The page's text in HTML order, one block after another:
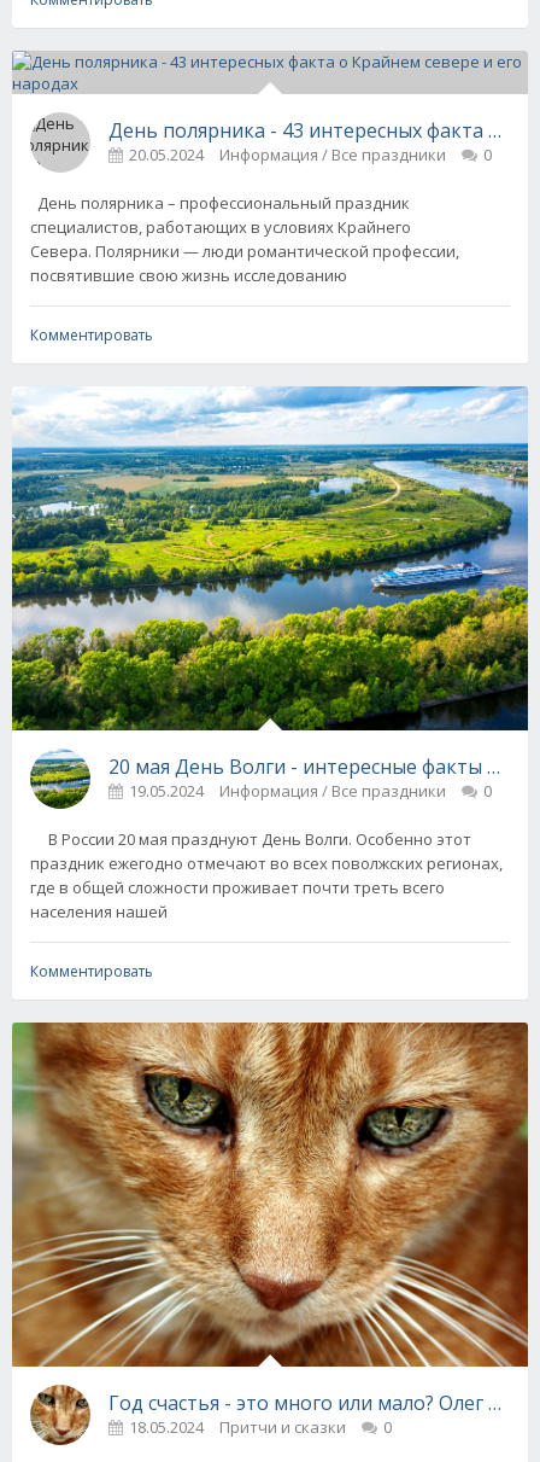
День полярника - 43 интересных факта о
20.05.2024 Информация / Все праздники 0
День полярника – профессиональный праздник
специалистов, работающих в условиях Крайнего
Севера. Полярники — люди романтической профессии,
посвятившие свою жизнь исследованию
Комментировать
20 мая День Волги - интересные факты о
19.05.2024 Информация / Все праздники 0
В России 20 мая празднуют День Волги. Особенно этот
праздник ежегодно отмечают во всех поволжских регионах,
где в общей сложности проживает почти треть всего
населения нашей
Комментировать
Год счастья - это много или мало? Олег
18.05.2024 Притчи и сказки 0